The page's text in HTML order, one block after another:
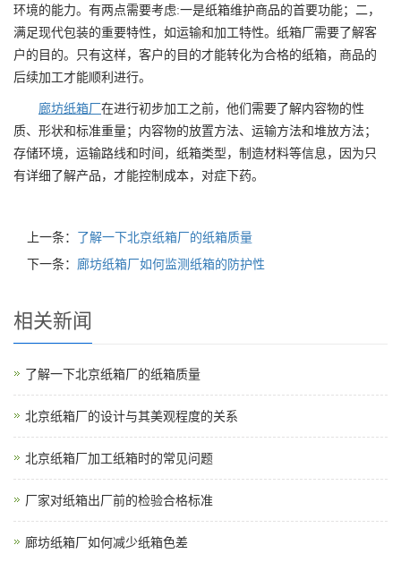
环境的能力。有两点需要考虑:一是纸箱维护商品的首要功能；二，
满足现代包装的重要特性，如运输和加工特性。纸箱厂需要了解客
户的目的。只有这样，客户的目的才能转化为合格的纸箱，商品的
后续加工才能顺利进行。
廊坊纸箱厂 在进行初步加工之前，他们需要了解内容物的性
质、形状和标准重量；内容物的放置方法、运输方法和堆放方法；
存储环境，运输路线和时间，纸箱类型，制造材料等信息，因为只
有详细了解产品，才能控制成本，对症下药。
上一条： 了解一下北京纸箱厂的纸箱质量
下一条： 廊坊纸箱厂如何监测纸箱的防护性
相关新闻
了解一下北京纸箱厂的纸箱质量
北京纸箱厂的设计与其美观程度的关系
北京纸箱厂加工纸箱时的常见问题
厂家对纸箱出厂前的检验合格标准
廊坊纸箱厂如何减少纸箱色差